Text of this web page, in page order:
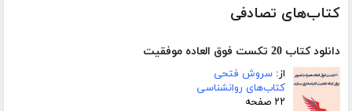
کتاب‌های تصادفی
دانلود کتاب 20 تکست فوق العاده موفقیت
از: سروش فتحی
کتاب‌های روانشناسی
۲۲ صفحه